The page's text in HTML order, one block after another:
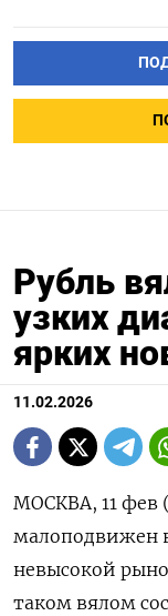
Рубль
узких
ярких
11.02.2026
МОСКВА, 11 фев
малоподвижен
невысокой
таком вялом